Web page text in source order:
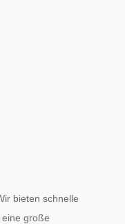
bieten schnelle
große